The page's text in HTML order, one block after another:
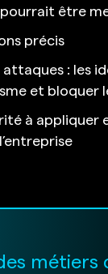
être
précis
: les
et bloquer
à appliquer
métiers